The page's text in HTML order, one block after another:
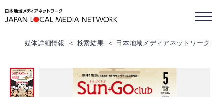
日本地域メディアネットワーク
検索結果
媒体詳細情報